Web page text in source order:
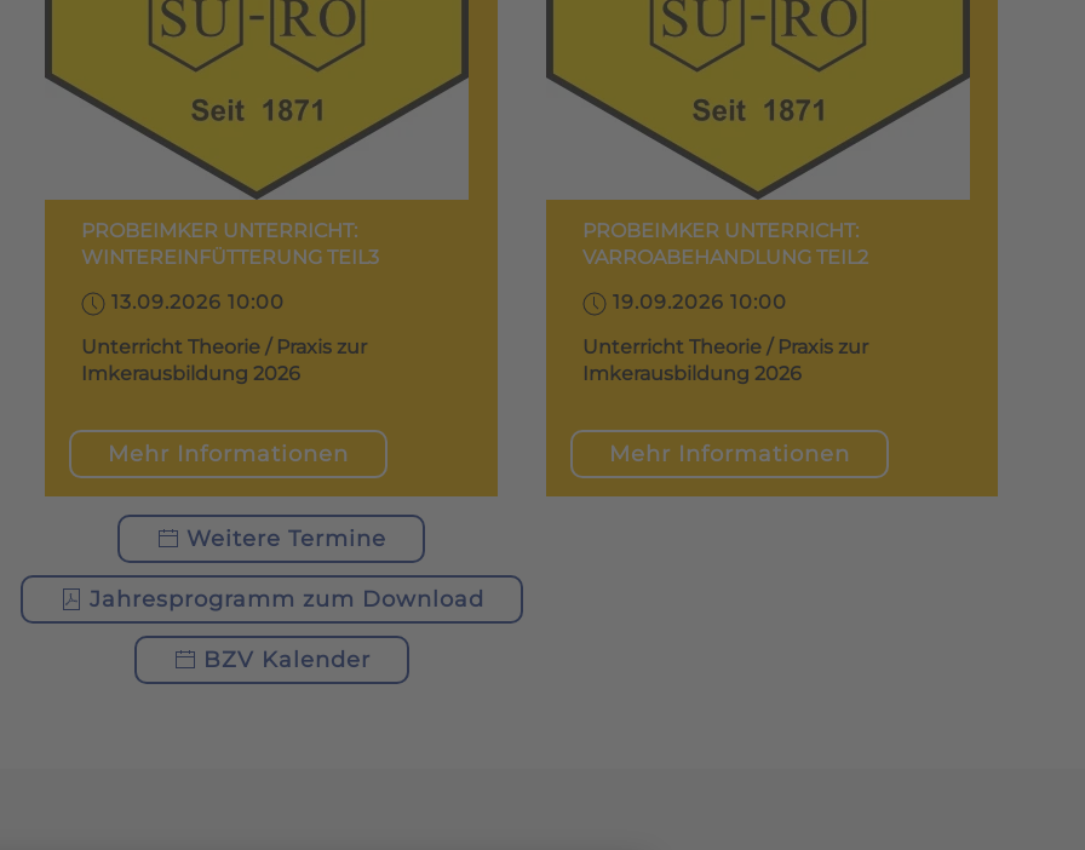
PROBEIMKER UNTERRICHT:
WINTEREINFÜTTERUNG TEIL3
13.09.2026 10:00
Unterricht Theorie / Praxis zur
Imkerausbildung 2026
Mehr Informationen
PROBEIMKER UNTERRICHT:
VARROABEHANDLUNG TEIL2
19.09.2026 10:00
Unterricht Theorie / Praxis zur
Imkerausbildung 2026
Mehr Informationen
Weitere Termine
Jahresprogramm zum Download
BZV Kalender